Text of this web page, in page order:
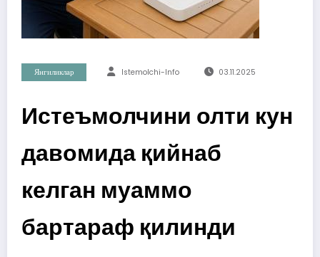
Янгиликлар Istemolchi-Info 03.11.2025
Истеъмолчини олти кун
давомида қийнаб
келган муаммо
бартараф қилинди